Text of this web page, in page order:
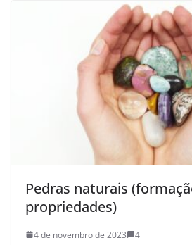
Pedras naturais
propriedades)
4 de novembro de 2023 4